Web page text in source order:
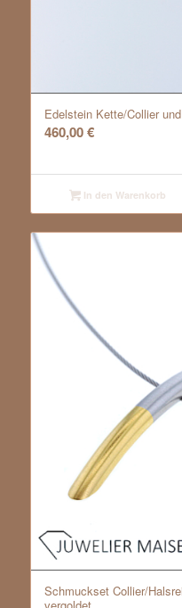
Edelstein Kette/Collier
460,00€
In den Warenkorb
Schmuckset Collier/